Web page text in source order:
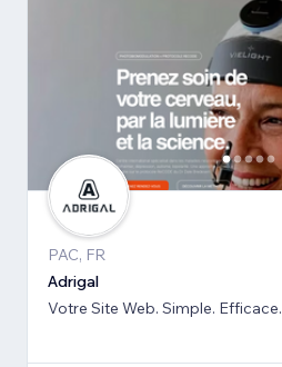
PAC, FR
Adrigal
Votre Site Web. Simple. Efficace.